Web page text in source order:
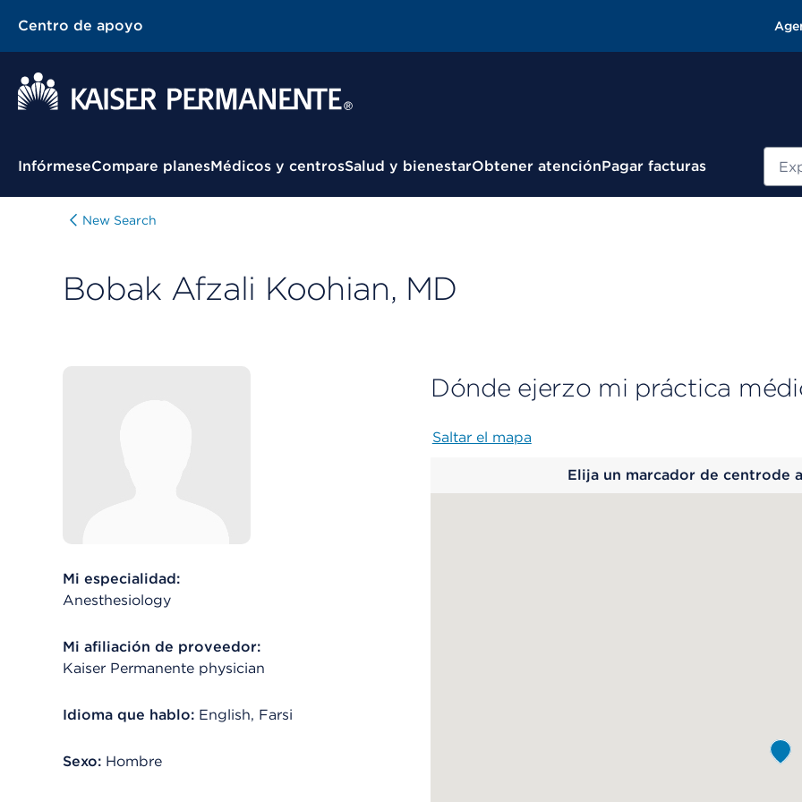
Centro de apoyo
Menú contextual
InfórmeseCompare planesMédicos y centrosSalud y bienestarObtener atenciónPagar facturas
New Search
Bobak Afzali Koohian, MD
Mi especialidad:
Anesthesiology
Mi afiliación de proveedor:
Kaiser Permanente physician
Idioma que hablo: English, Farsi
Sexo: Hombre
Dónde ejerzo mi práctica
Saltar el mapa
Elija un marcador de centrode